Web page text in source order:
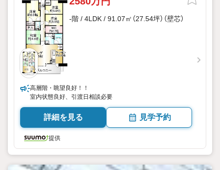
-階 / 4LDK / 91.07㎡（27.54坪）（壁芯）
高層階・眺望良好！！
室内状態良好、引渡日相談必要
詳細を見る 見学予約
提供